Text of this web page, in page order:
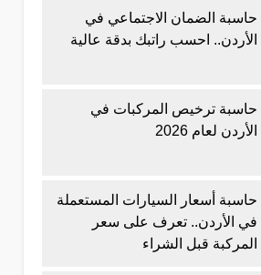
حاسبة الضمان الاجتماعي في
الأردن.. احسب راتبك بدقة عالية
حاسبة ترخيص المركبات في
الأردن لعام 2026
حاسبة أسعار السيارات المستعملة
في الأردن.. تعرف على سعر
المركبة قبل الشراء